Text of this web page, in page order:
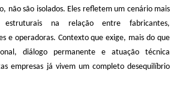
não são isolados. Eles refletem um cenário mais
na relação entre fabricantes,
e operadoras. Contexto que exige, mais do que
diálogo permanente e atuação técnica
empresas já vivem um completo desequilíbrio